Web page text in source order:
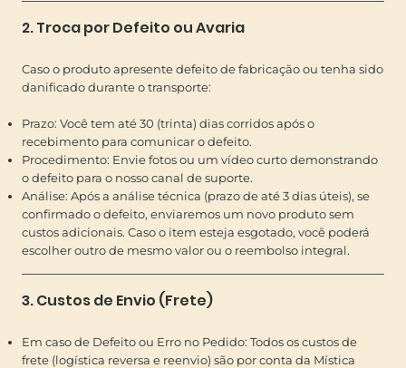
2. Troca por Defeito ou Avaria
Caso o produto apresente defeito de fabricação ou tenha sido
danificado durante o transporte:
Prazo: Você tem até 30 (trinta) dias corridos após o
recebimento para comunicar o defeito.
Procedimento: Envie fotos ou um vídeo curto demonstrando
o defeito para o nosso canal de suporte.
Análise: Após a análise técnica (prazo de até 3 dias úteis), se
confirmado o defeito, enviaremos um novo produto sem
custos adicionais. Caso o item esteja esgotado, você poderá
escolher outro de mesmo valor ou o reembolso integral.
3. Custos de Envio (Frete)
Em caso de Defeito ou Erro no Pedido: Todos os custos de
frete (logística reversa e reenvio) são por conta da Mística